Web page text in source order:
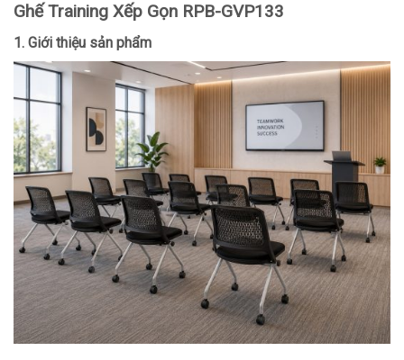
Ghế Training Xếp Gọn RPB-GVP133
1. Giới thiệu sản phẩm